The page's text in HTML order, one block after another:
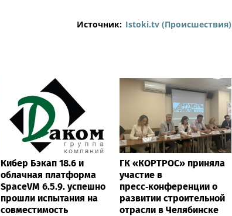
Источник: Istoki.tv (Происшествия)
Кибер Бэкап 18.6 и
облачная платформа
SpaceVM 6.5.9. успешно
прошли испытания на
совместимость
ГК «КОРТРОС» приняла
участие в
пресс‑конференции о
развитии строительной
отрасли в Челябинске